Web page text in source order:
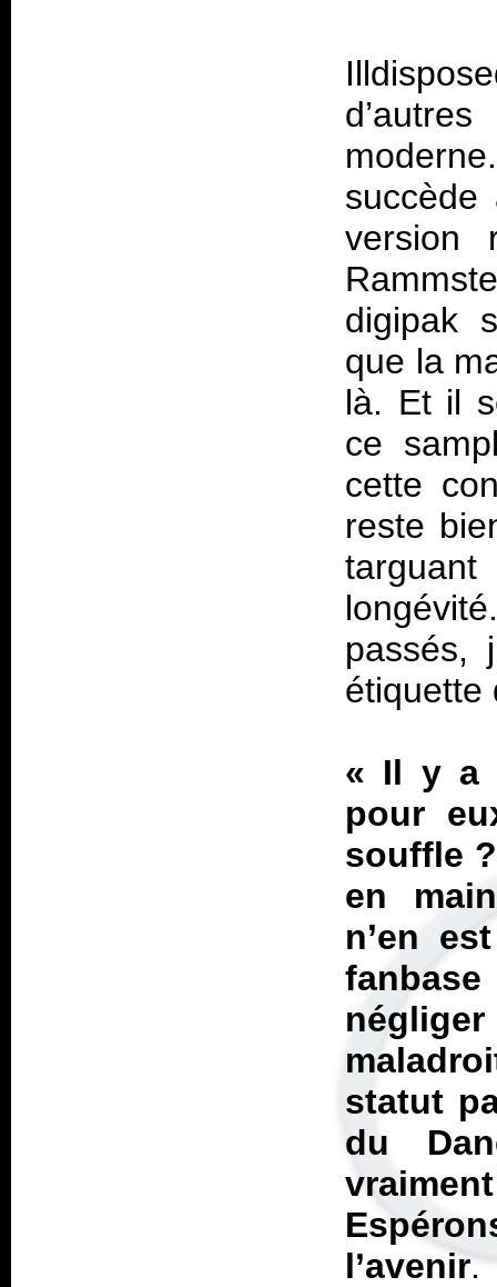
version
digipak
que la
là. Et il
ce
cette
reste
passés,
étiquette
« Il y a
pour
souffle
en
n’en
statut
du
l’avenir.